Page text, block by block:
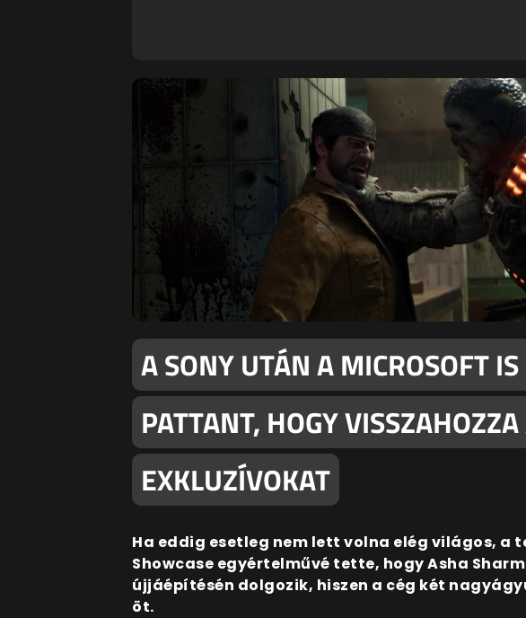
A SONY UTÁN A MICROSOFT
PATTANT, HOGY
EXKLUZÍVOKAT
Ha eddig esetleg nem lett volna elég világos, a
Showcase egyértelművé tette, hogy Asha
újjáépítésén dolgozik, hiszen a cég két
öt.